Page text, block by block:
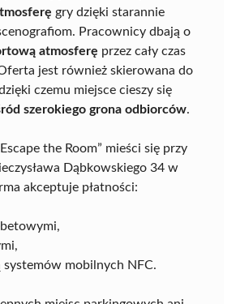
gry dzięki starannie
Pracownicy dbają o
atmosferę przez cały czas
jest również skierowana do
czemu miejsce cieszy się
szerokiego grona odbiorców.
the Room” mieści się przy
Dąbkowskiego 34 w
akceptuje płatności:
systemów mobilnych NFC.